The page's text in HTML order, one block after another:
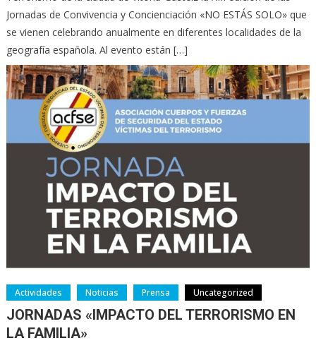
Jornadas de Convivencia y Concienciación «NO ESTÁS SOLO» que
se vienen celebrando anualmente en diferentes localidades de la
geografía española. Al evento están […]
Actividades Noticias Prensa Uncategorized
JORNADAS «IMPACTO DEL TERRORISMO EN
LA FAMILIA»